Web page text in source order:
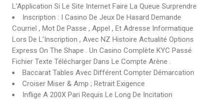
L’Application Si Le Site Internet Faire La Queue Surprendre
Inscription : I Casino De Jeux De Hasard Demande
Courriel , Mot De Passe , Appel , Et Adresse Informatique
Lors De L’Inscription , Avec NZ Histoire Actualité Options
Express On The Shape . Un Casino Complète KYC Passé
Fichier Texte Télécharger Dans Le Compte Arène .
Baccarat Tables Avec Différent Compter Démarcation
Croiser Miser & Amp ; Retrait Exigence
Inflige A 200X Pari Requis Le Long De Incitation